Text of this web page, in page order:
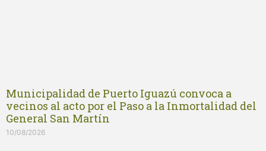
Municipalidad de Puerto Iguazú convoca a
vecinos al acto por el Paso a la Inmortalidad del
General San Martín
10/08/2026